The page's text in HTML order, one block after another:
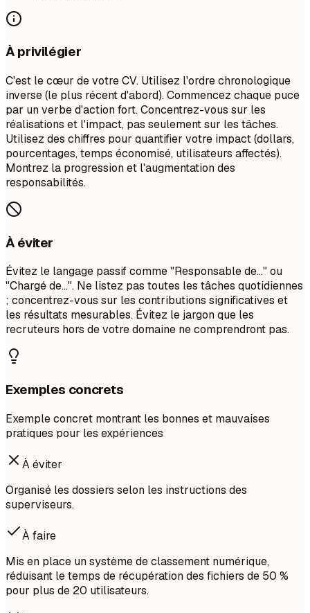
À privilégier
C'est le cœur de votre CV. Utilisez l'ordre chronologique
inverse (le plus récent d'abord). Commencez chaque puce
par un verbe d'action fort. Concentrez-vous sur les
réalisations et l'impact, pas seulement sur les tâches.
Utilisez des chiffres pour quantifier votre impact (dollars,
pourcentages, temps économisé, utilisateurs affectés).
Montrez la progression et l'augmentation des
responsabilités.
À éviter
Évitez le langage passif comme "Responsable de..." ou
"Chargé de...". Ne listez pas toutes les tâches quotidiennes
; concentrez-vous sur les contributions significatives et
les résultats mesurables. Évitez le jargon que les
recruteurs hors de votre domaine ne comprendront pas.
Exemples concrets
Exemple concret montrant les bonnes et mauvaises
pratiques pour les expériences
À éviter
Organisé les dossiers selon les instructions des
superviseurs.
À faire
Mis en place un système de classement numérique,
réduisant le temps de récupération des fichiers de 50 %
pour plus de 20 utilisateurs.